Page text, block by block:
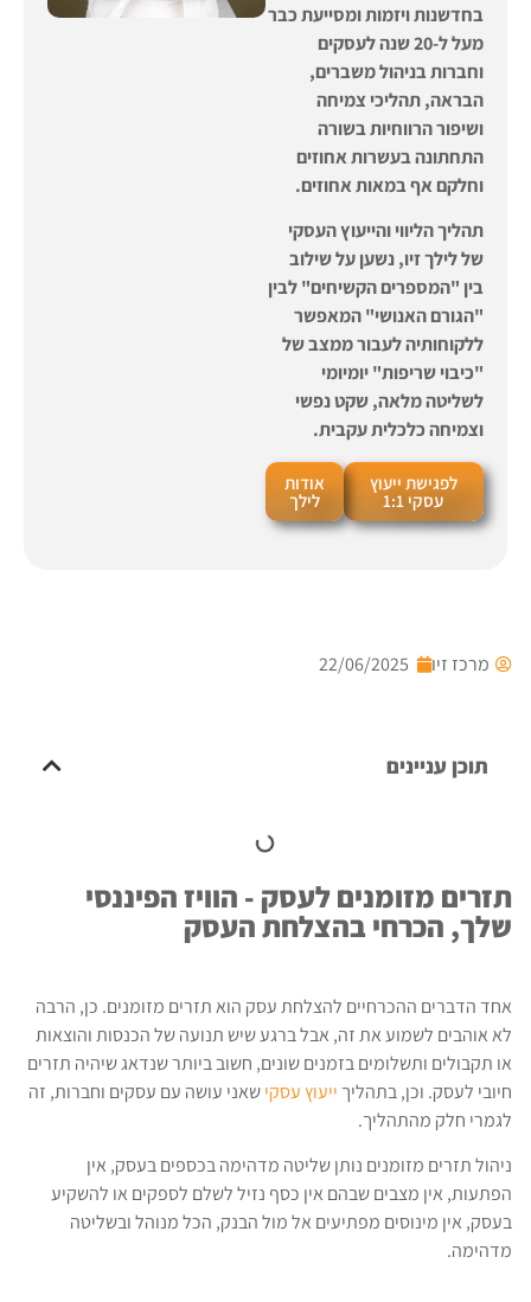
בחדשנות ויזמותומסייעת כבר
מעל ל-20 שנה לעסקים
וחברות בניהול משברים,
הבראה, תהליכי צמיחה
ושיפור הרווחיות בשורה
התחתונה בעשרות אחוזים
וחלקם אף במאות אחוזים.
תהליך הליווי והייעוץ העסקי
של לילך זיו, נשען על שילוב
בין "המספרים הקשיחים" לבין
"הגורם האנושי" המאפשר
ללקוחותיה לעבור ממצב של
"כיבוי שריפות" יומיומי
לשליטה מלאה, שקט נפשי
וצמיחה כלכלית עקבית.
לפגישת ייעוץ
עסקי 1:1
אודות
לילך
מרכז זיו 22/06/2025
תוכן עניינים
תזרים מזומנים לעסק - הוויז הפיננסי
שלך, הכרחי בהצלחת העסק
אחד הדברים ההכרחיים להצלחת עסק הוא תזרים מזומנים. כן, הרבה
לא אוהבים לשמוע את זה, אבל ברגע שיש תנועה של הכנסות והוצאות
או תקבולים ותשלומים בזמנים שונים, חשוב ביותר שנדאג שיהיה תזרים
חיובי לעסק. וכן, בתהליך ייעוץ עסקישאני עושה עם עסקים וחברות, זה
לגמרי חלק מהתהליך.
ניהול תזרים מזומנים נותן שליטה מדהימה בכספים בעסק, אין
הפתעות, אין מצבים שבהם אין כסף נזיל לשלם לספקים או להשקיע
בעסק, אין מינוסים מפתיעים אל מול הבנק, הכל מנוהל ובשליטה
מדהימה.